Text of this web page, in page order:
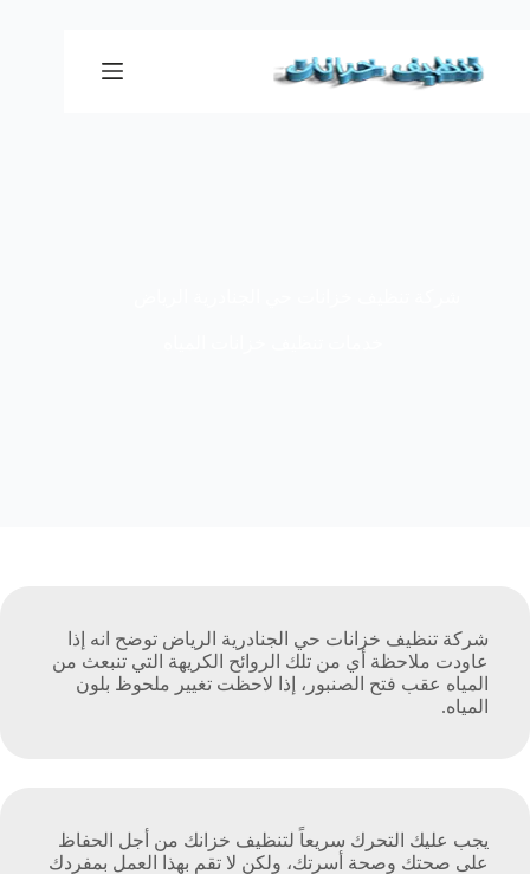
المحتوى
شركة تنظيف خزانات حي الجنادرية الرياض توضح انه إذا
عاودت ملاحظة أي من تلك الروائح الكريهة التي تنبعث من
المياه عقب فتح الصنبور، إذا لاحظت تغيير ملحوظ بلون
المياه.
يجب عليك التحرك سريعاً لتنظيف خزانك من أجل الحفاظ
على صحتك وصحة أسرتك، ولكن لا تقم بهذا العمل بمفردك